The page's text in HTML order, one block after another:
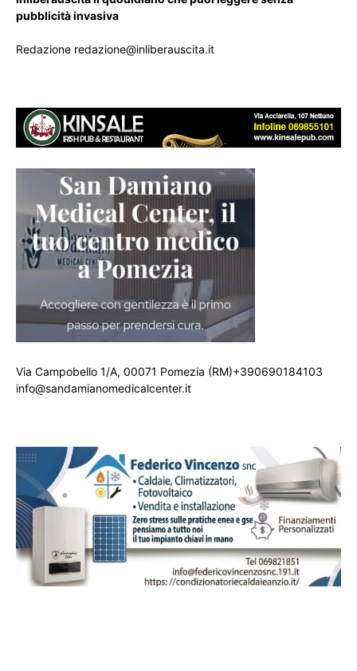
pubblicità invasiva
Redazione redazione@inliberauscita.it
Via Campobello 1/A, 00071 Pomezia (RM)+390690184103
info@sandamianomedicalcenter.it